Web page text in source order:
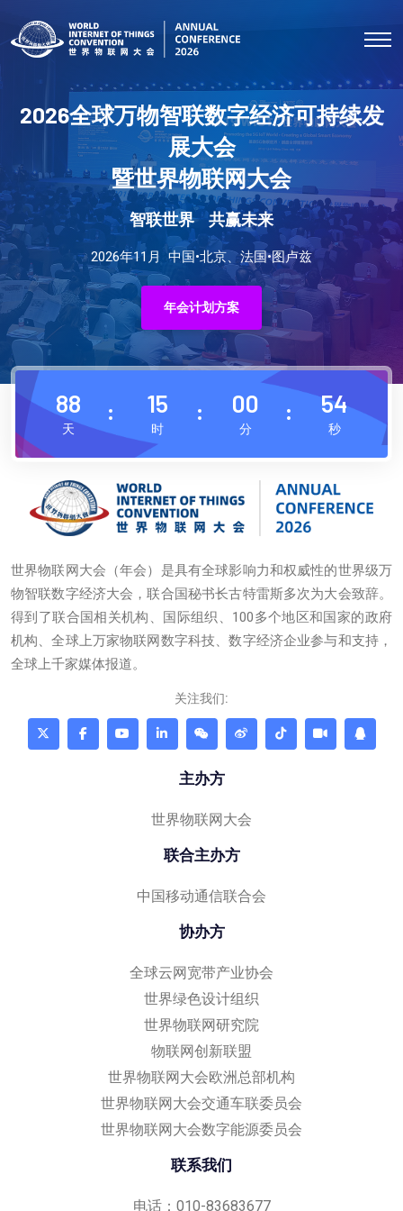
2026全球万物智联数字经济可持续发
展大会
暨世界物联网大会
智联世界 共赢未来
2026年11月 中国•北京、法国•图卢兹
年会计划方案
88
天
15
时
00
分
54
秒
世界物联网大会（年会）是具有全球影响力和权威性的世界级万
物智联数字经济大会，联合国秘书长古特雷斯多次为大会致辞。
得到了联合国相关机构、国际组织、100多个地区和国家的政府
机构、全球上万家物联网数字科技、数字经济企业参与和支持，
全球上千家媒体报道。
关注我们:
主办方
世界物联网大会
联合主办方
中国移动通信联合会
协办方
全球云网宽带产业协会
世界绿色设计组织
世界物联网研究院
物联网创新联盟
世界物联网大会欧洲总部机构
世界物联网大会交通车联委员会
世界物联网大会数字能源委员会
联系我们
电话：010-83683677